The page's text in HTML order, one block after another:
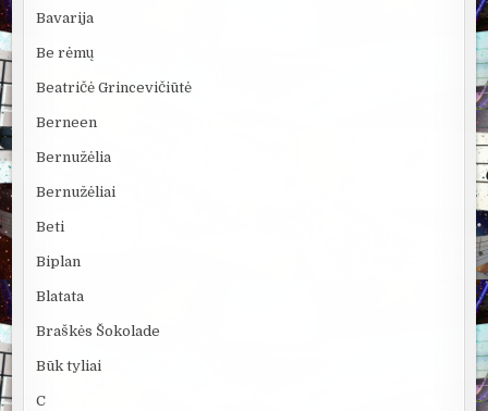
Bavarija
Be rėmų
Beatričė Grincevičiūtė
Berneen
Bernužėlia
Bernužėliai
Beti
Biplan
Blatata
Braškės Šokolade
Būk tyliai
C